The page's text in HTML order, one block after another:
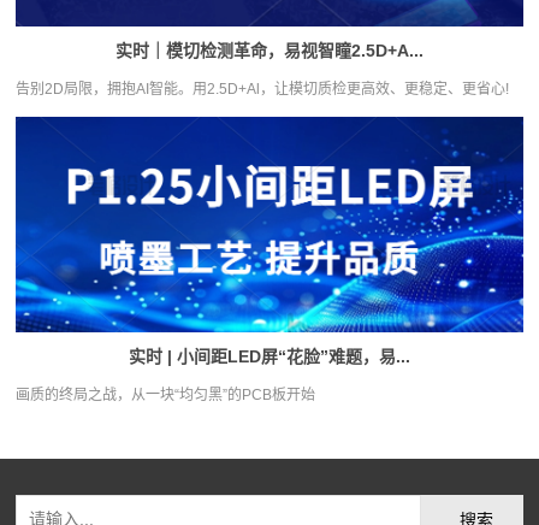
实时｜模切检测革命，易视智瞳2.5D+A...
告别2D局限，拥抱AI智能。用2.5D+Al，让模切质检更高效、更稳定、更省心!
实时 | 小间距LED屏“花脸”难题，易...
画质的终局之战，从一块“均匀黑”的PCB板开始